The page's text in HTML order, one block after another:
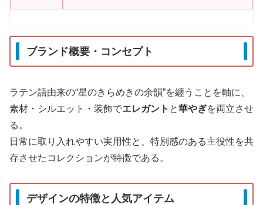
ブランド概要・コンセプト
ラテン語由来の“星のきらめきの余韻”を纏うことを軸に、
素材・シルエット・装飾でエレガント と華やぎを両立させ
る。
日常に取り入れやすい実用性と、特別感のある主役性を共
存させたコレクションが特徴である。
デザインの特徴と人気アイテム